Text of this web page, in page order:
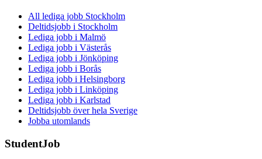
All lediga jobb Stockholm
Deltidsjobb i Stockholm
Lediga jobb i Malmö
Lediga jobb i Västerås
Lediga jobb i Jönköping
Lediga jobb i Borås
Lediga jobb i Helsingborg
Lediga jobb i Linköping
Lediga jobb i Karlstad
Deltidsjobb över hela Sverige
Jobba utomlands
StudentJob